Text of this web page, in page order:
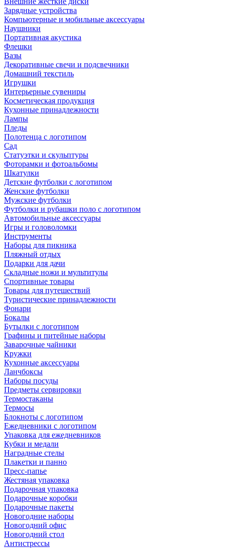
Зарядные устройства
Компьютерные и мобильные аксессуары
Наушники
Портативная акустика
Флешки
Вазы
Декоративные свечи и подсвечники
Домашний текстиль
Игрушки
Интерьерные сувениры
Косметическая продукция
Кухонные принадлежности
Лампы
Пледы
Полотенца с логотипом
Сад
Статуэтки и скульптуры
Фоторамки и фотоальбомы
Шкатулки
Детские футболки с логотипом
Женские футболки
Мужские футболки
Футболки и рубашки поло с логотипом
Автомобильные аксессуары
Игры и головоломки
Инструменты
Наборы для пикника
Пляжный отдых
Подарки для дачи
Складные ножи и мультитулы
Спортивные товары
Товары для путешествий
Туристические принадлежности
Фонари
Бокалы
Бутылки с логотипом
Графины и питейные наборы
Заварочные чайники
Кружки
Кухонные аксессуары
Ланчбоксы
Наборы посуды
Предметы сервировки
Термостаканы
Термосы
Блокноты с логотипом
Ежедневники с логотипом
Упаковка для ежедневников
Кубки и медали
Наградные стелы
Плакетки и панно
Пресс-папье
Жестяная упаковка
Подарочная упаковка
Подарочные коробки
Подарочные пакеты
Новогодние наборы
Новогодний офис
Новогодний стол
Антистрессы